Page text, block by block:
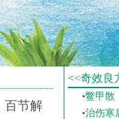
百节解
<<奇效良
•葳蕤汤
•柴胡石
•茯神散
•龙齿丸
•柴胡汤
•鳖甲散
•治伤寒